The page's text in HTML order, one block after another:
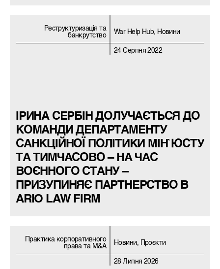
Реструктуризацiя та
банкрутство
War Help Hub, Новини
24 Серпня 2022
ІРИНА СЕРБІН ДОЛУЧАЄТЬСЯ ДО
КОМАНДИ ДЕПАРТАМЕНТУ
САНКЦІЙНОЇ ПОЛІТИКИ МІН`ЮСТУ
ТА ТИМЧАСОВО – НА ЧАС
ВОЄННОГО СТАНУ –
ПРИЗУПИНЯЄ ПАРТНЕРСТВО В
ARIO LAW FIRM
Практика корпоративного
права та M&A
Новини, Проєкти
28 Липня 2026